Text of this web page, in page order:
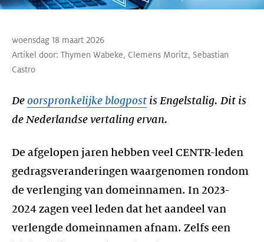
woensdag 18 maart 2026
Artikel door: Thymen Wabeke, Clemens Moritz, Sebastian
Castro
De oorspronkelijke blogpost is Engelstalig. Dit is
de Nederlandse vertaling ervan.
De afgelopen jaren hebben veel CENTR-leden
gedragsveranderingen waargenomen rondom
de verlenging van domeinnamen. In 2023-
2024 zagen veel leden dat het aandeel van
verlengde domeinnamen afnam. Zelfs een